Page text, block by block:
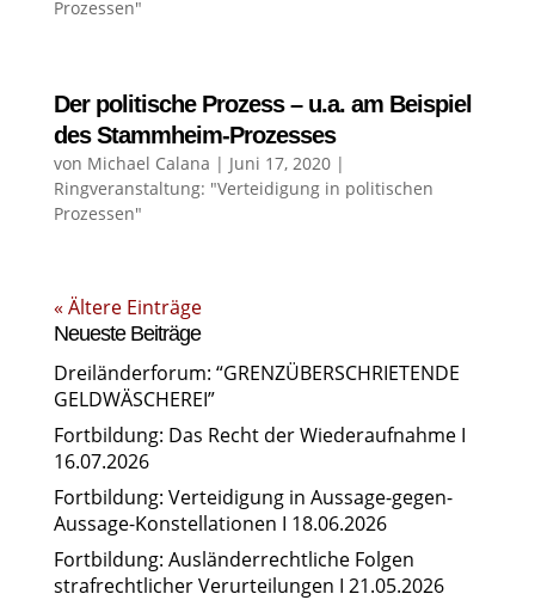
Prozessen"
Der politische Prozess – u.a. am Beispiel
des Stammheim-Prozesses
von Michael Calana | Juni 17, 2020|
Ringveranstaltung: "Verteidigung in politischen
Prozessen"
« Ältere Einträge
Neueste Beiträge
Dreiländerforum: “GRENZÜBERSCHRIETENDE
GELDWÄSCHEREI”
Fortbildung: Das Recht der Wiederaufnahme I
16.07.2026
Fortbildung: Verteidigung in Aussage-gegen-
Aussage-Konstellationen I 18.06.2026
Fortbildung: Ausländerrechtliche Folgen
strafrechtlicher Verurteilungen I 21.05.2026